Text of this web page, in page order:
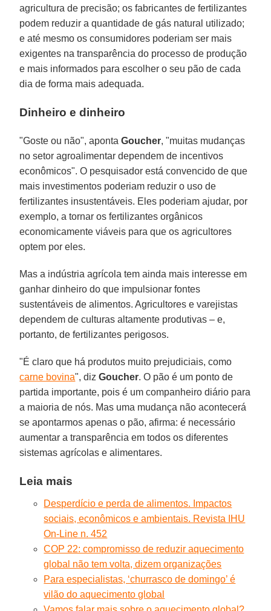
agricultura de precisão; os fabricantes de fertilizantes
podem reduzir a quantidade de gás natural utilizado;
e até mesmo os consumidores poderiam ser mais
exigentes na transparência do processo de produção
e mais informados para escolher o seu pão de cada
dia de forma mais adequada.
Dinheiro e dinheiro
"Goste ou não", apontaGoucher, "muitas mudanças
no setor agroalimentar dependem de incentivos
econômicos". O pesquisador está convencido de que
mais investimentos poderiam reduzir o uso de
fertilizantes insustentáveis. Eles poderiam ajudar, por
exemplo, a tornar os fertilizantes orgânicos
economicamente viáveis para que os agricultores
optem por eles.
Mas a indústria agrícola tem ainda mais interesse em
ganhar dinheiro do que impulsionar fontes
sustentáveis de alimentos. Agricultores e varejistas
dependem de culturas altamente produtivas – e,
portanto, de fertilizantes perigosos.
"É claro que há produtos muito prejudiciais, como
carne bovina", dizGoucher. O pão é um ponto de
partida importante, pois é um companheiro diário para
a maioria de nós. Mas uma mudança não acontecerá
se apontarmos apenas o pão, afirma: é necessário
aumentar a transparência em todos os diferentes
sistemas agrícolas e alimentares.
Leia mais
Desperdício e perda de alimentos. Impactos
sociais, econômicos e ambientais. Revista IHU
On-Line n. 452
COP 22: compromisso de reduzir aquecimento
global não tem volta, dizem organizações
Para especialistas, ‘churrasco de domingo’ é
vilão do aquecimento global